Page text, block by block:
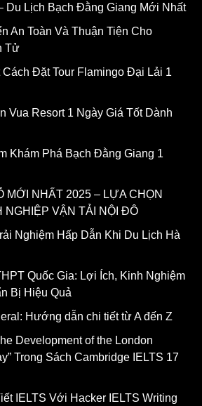
Du Lịch Bạch Đằng Giang Mới Nhất
An Toàn Và Thuận Tiện Cho
Tử
Đặt Tour Flamingo Đại Lải 1
Vua Resort 1 Ngày Giá Tốt Dành
Khám Phá Bạch Đằng Giang 1
MỚI NHẤT 2025 – LỰA CHỌN
NGHIỆP VẬN TẢI NỘI ĐÔ
Nghiệm Hấp Dẫn Khi Du Lịch Hà
Quốc Gia: Lợi Ích, Kinh Nghiệm
Bị Hiệu Quả
Hướng dẫn chi tiết từ A đến Z
Development of the London
Trong Sách Cambridge IELTS 17
IELTS Với Hacker IELTS Writing